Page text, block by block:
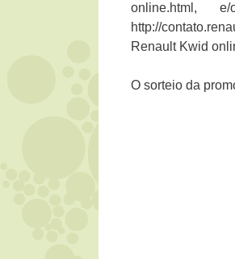
online.html,
http://
Renault Kwid
O sorteio da